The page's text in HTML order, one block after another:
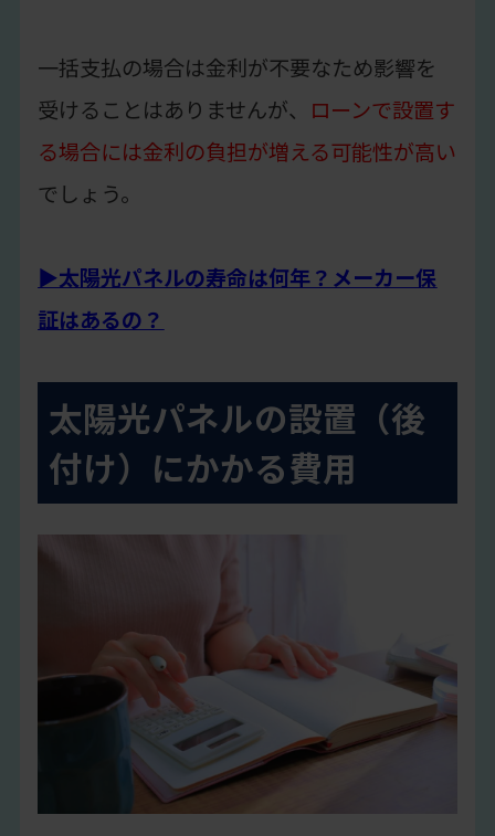
一括支払の場合は金利が不要なため影響を
受けることはありませんが、 ローンで設置す
る場合には金利の負担が増える可能性が高い
でしょう。
▶太陽光パネルの寿命は何年？メーカー保
証はあるの？
太陽光パネルの設置（後
付け）にかかる費用